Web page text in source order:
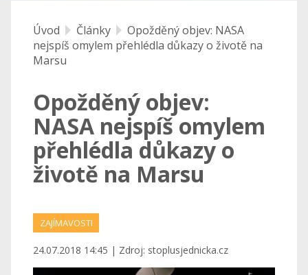
Úvod Články
Opožděný objev: NASA
nejspíš omylem přehlédla důkazy o životě na
Marsu
Opožděný objev:
NASA nejspíš omylem
přehlédla důkazy o
životě na Marsu
ZAJÍMAVOSTI
24.07.2018 14:45 | Zdroj: stoplusjednicka.cz